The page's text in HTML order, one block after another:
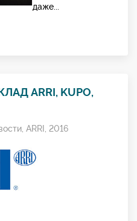
даже...
ARRI, KUPO,
ARRI 2016